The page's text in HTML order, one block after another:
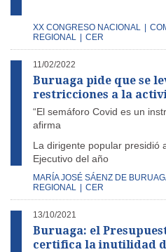
XX CONGRESO NACIONAL
REGIONAL
CER
11/02/2022
Buruaga pide que se
restricciones a la
“El semáforo Covid es un
afirma
La dirigente popular presidió
Ejecutivo del año
MARÍA JOSÉ SÁENZ DE
REGIONAL
CER
13/10/2021
Buruaga: el
certifica la inutilidad